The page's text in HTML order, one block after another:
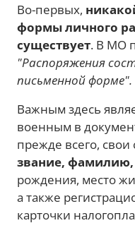
Во-первых,
формы личного
существует. В МО
"Распоряжения
письменной форме".
Важным здесь
военным в
прежде всего,
звание, фамилию,
рождения, место
а также
карточки